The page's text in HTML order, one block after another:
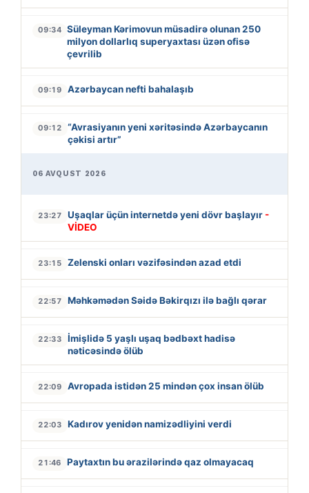
09:34 Süleyman Kərimovun müsadirə olunan 250
milyon dollarlıq superyaxtası üzən ofisə
çevrilib
09:19 Azərbaycan nefti bahalaşıb
09:12
“Avrasiyanın yeni xəritəsində Azərbaycanın
çəkisi artır”
06 AVQUST 2026
23:27 Uşaqlar üçün internetdə yeni dövr başlayır -
VİDEO
23:15 Zelenski onları vəzifəsindən azad etdi
22:57 Məhkəmədən Səidə Bəkirqızı ilə bağlı qərar
22:33
İmişlidə 5 yaşlı uşaq bədbəxt hadisə
nəticəsində ölüb
22:09 Avropada istidən 25 mindən çox insan ölüb
22:03 Kadırov yenidən namizədliyini verdi
21:46 Paytaxtın bu ərazilərində qaz olmayacaq